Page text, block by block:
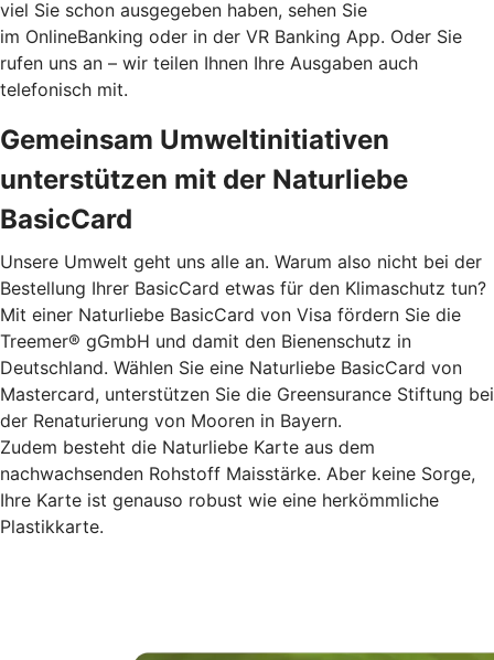
viel Sie schon ausgegeben haben, sehen Sie
im OnlineBanking oder in der VR Banking App. Oder Sie
rufen uns an – wir teilen Ihnen Ihre Ausgaben auch
telefonisch mit.
Gemeinsam Umweltinitiativen
unterstützen mit der Naturliebe
BasicCard
Unsere Umwelt geht uns alle an. Warum also nicht bei der
Bestellung Ihrer BasicCard etwas für den Klimaschutz tun?
Mit einer Naturliebe BasicCard von Visa fördern Sie die
Treemer® gGmbH und damit den Bienenschutz in
Deutschland. Wählen Sie eine Naturliebe BasicCard von
Mastercard, unterstützen Sie die Greensurance Stiftung bei
der Renaturierung von Mooren in Bayern.
Zudem besteht die Naturliebe Karte aus dem
nachwachsenden Rohstoff Maisstärke. Aber keine Sorge,
Ihre Karte ist genauso robust wie eine herkömmliche
Plastikkarte.